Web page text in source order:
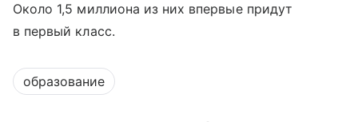
Около 1,5 миллиона из них впервые придут
в первый класс.
образование